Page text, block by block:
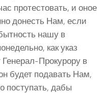
протестовать, и оное
донесть Нам, если
нашу в
как указ
Прокурору в
будет подавать Нам,
поступать, дабы